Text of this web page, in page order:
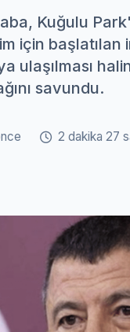
Kuğulu
için
ulaşılması
savundu.
2 dakika 27